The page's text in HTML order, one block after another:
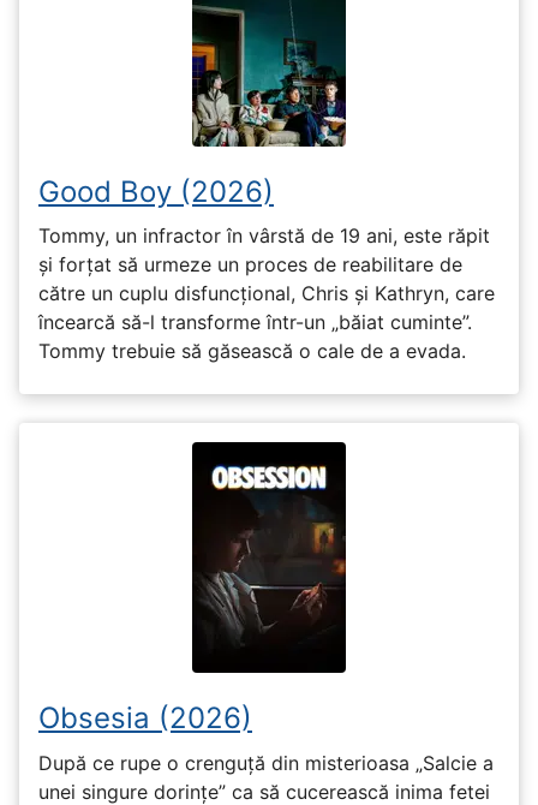
Good Boy (2026)
Tommy, un infractor în vârstă de 19 ani, este răpit
și forțat să urmeze un proces de reabilitare de
către un cuplu disfuncțional, Chris și Kathryn, care
încearcă să-l transforme într-un „băiat cuminte”.
Tommy trebuie să găsească o cale de a evada.
Obsesia (2026)
După ce rupe o crenguță din misterioasa „Salcie a
unei singure dorințe” ca să cucerească inima fetei